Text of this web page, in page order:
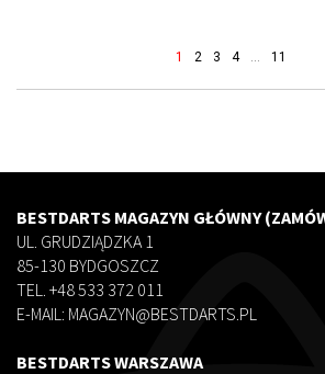
1 2 3 4 11
BESTDARTS MAGAZYN GŁÓWNY
UL. GRUDZIĄDZKA 1
85-130 BYDGOSZCZ
TEL. +48 533 372 011
E-MAIL: MAGAZYN@BESTDARTS.PL
BESTDARTS WARSZAWA